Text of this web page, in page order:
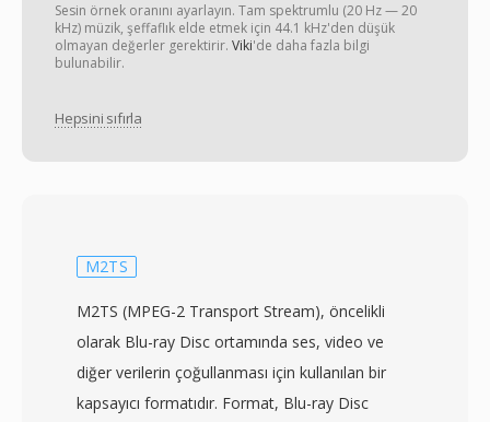
Sesin örnek oranını ayarlayın. Tam spektrumlu (20 Hz — 20
kHz) müzik, şeffaflık elde etmek için 44.1 kHz'den düşük
olmayan değerler gerektirir. Viki'de daha fazla bilgi
bulunabilir.
Hepsini sıfırla
M2TS
M2TS (MPEG-2 Transport Stream), öncelikli
olarak Blu-ray Disc ortamında ses, video ve
diğer verilerin çoğullanması için kullanılan bir
kapsayıcı formatıdır. Format, Blu-ray Disc